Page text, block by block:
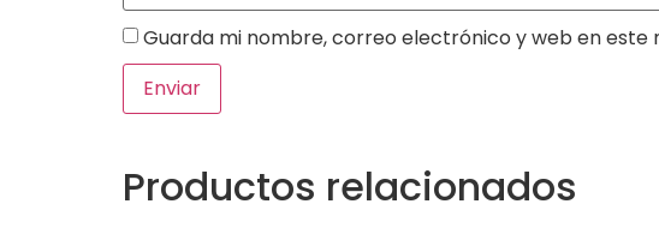
Guarda mi nombre, correo electrónico y web en
Productos relacionados